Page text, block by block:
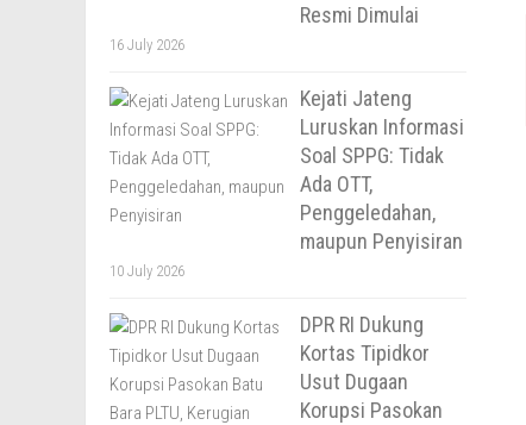
Resmi Dimulai
16 July 2026
Kejati Jateng
Luruskan Informasi
Soal SPPG: Tidak
Ada OTT,
Penggeledahan,
maupun Penyisiran
10 July 2026
DPR RI Dukung
Kortas Tipidkor
Usut Dugaan
Korupsi Pasokan